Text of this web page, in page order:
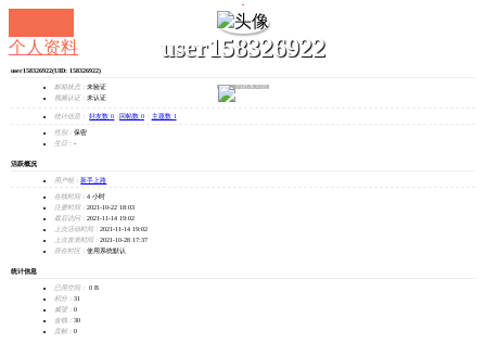
user158326922
发消息
个人资料
user158326922(UID: 158326922)
邮箱状态： 未验证
视频认证： 未认证
统计信息： 好友数 0 回帖数 0 主题数 1
性别： 保密
生日： -
活跃概况
用户组： 新手上路
在线时间： 4 小时
注册时间： 2021-10-22 18:03
最后访问： 2021-11-14 19:02
上次活动时间： 2021-11-14 19:02
上次发表时间： 2021-10-28 17:37
所在时区： 使用系统默认
统计信息
已用空间：
0 B
积分： 31
威望： 0
金钱： 30
贡献： 0